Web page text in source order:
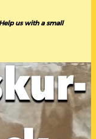
us with a small